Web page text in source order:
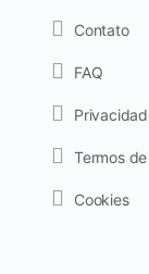
Contato
FAQ
Termos
Cookies